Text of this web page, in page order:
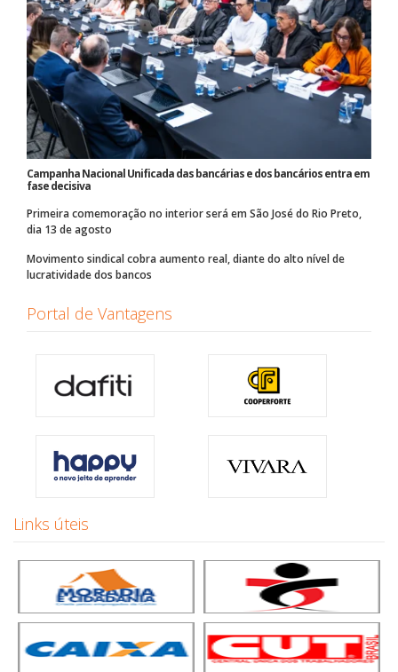
Campanha Nacional Unificada das bancárias e dos bancários entra em
fase decisiva
Primeira comemoração no interior será em São José do Rio Preto,
dia 13 de agosto
Movimento sindical cobra aumento real, diante do alto nível de
lucratividade dos bancos
Portal de Vantagens
Links úteis